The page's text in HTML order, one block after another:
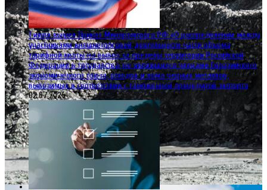
1 июля вышел Приказ Минпромторга РФ «О распределении между
участниками внешнеторговой деятельности части объема
тарифной квоты на вывоз за пределы территории Российской
Федерации в государства, не являющиеся членами Евразийского
экономического союза, отходов и лома черных металлов,
вывозимых в соответствии с таможенной процедурой экспорта
02.07.2026